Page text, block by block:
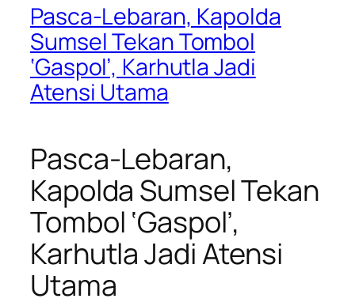
Pasca-Lebaran, Kapolda
Sumsel Tekan Tombol
‘Gaspol’, Karhutla Jadi
Atensi Utama
Pasca-Lebaran,
Kapolda Sumsel Tekan
Tombol ‘Gaspol’,
Karhutla Jadi Atensi
Utama